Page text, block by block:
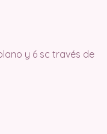
y 6 sc través de